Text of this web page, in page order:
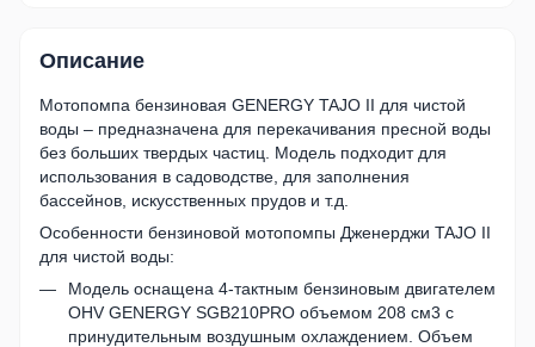
Описание
Мотопомпа бензиновая GENERGY TAJO II для чистой
воды – предназначена для перекачивания пресной воды
без больших твердых частиц. Модель подходит для
использования в садоводстве, для заполнения
бассейнов, искусственных прудов и т.д.
Особенности бензиновой мотопомпы Дженерджи TAJO II
для чистой воды:
Модель оснащена 4-тактным бензиновым двигателем
OHV GENERGY SGB210PRO объемом 208 см3 с
принудительным воздушным охлаждением. Объем